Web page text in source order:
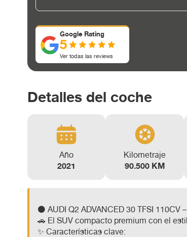
Google Rating
5
Ver todas las reviews
Detalles del coche
Año
2021
Kilometraje
90.500 KM
⚫ AUDI Q2 ADVANCED 30 TFSI 110CV
🚗 El SUV compacto premium con el
✨ Características clave: